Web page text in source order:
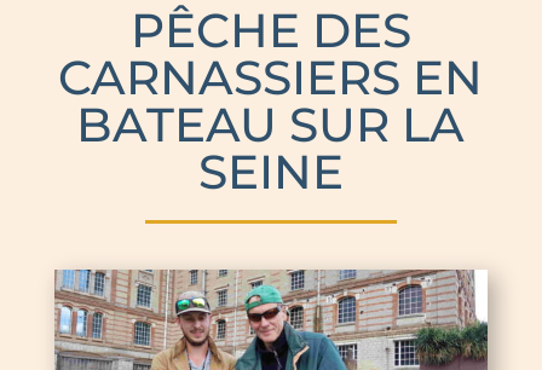
PÊCHE DES
CARNASSIERS EN
BATEAU SUR LA
SEINE